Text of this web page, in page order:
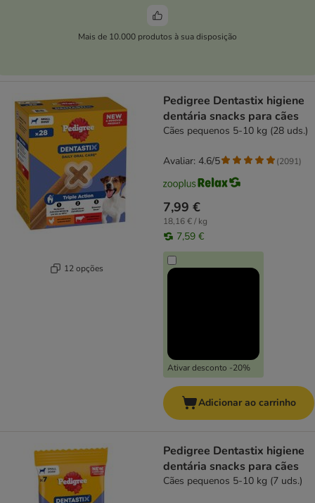
Mais de 10.000 produtos à sua disposição
12 opções
Pedigree Dentastix higiene
dentária snacks para cães
Cães pequenos 5-10 kg (28 uds.)
7,99 €
18,16 € / kg
7,59 €
Ativar desconto -20%
Avaliar: 4.6/5 (2091)
Adicionar ao carrinho
Pedigree Dentastix higiene
dentária snacks para cães
Cães pequenos 5-10 kg (7 uds.)